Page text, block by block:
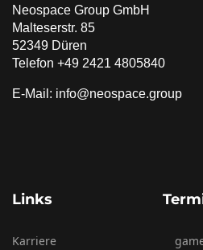
Neospace Group GmbH
Malteserstr. 85
52349 Düren
Telefon +49 2421 4805840
E-Mail: info@neospace.group
Links
Karriere